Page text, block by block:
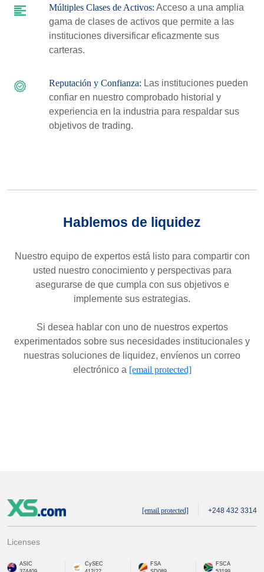
Múltiples Clases de Activos: Acceso a una amplia
gama de clases de activos que permite a las
instituciones diversificar eficazmente sus
carteras.
Reputación y Confianza: Las instituciones pueden
confiar en nuestro comprobado historial y
experiencia en la industria para respaldar sus
objetivos de trading.
Hablemos de liquidez
Nuestro equipo de expertos está listo para compartir con
usted nuestro conocimiento y perspectivas para
asegurarse de que cumpla con sus objetivos e
implemente sus estrategias.
Si desea hablar con uno de nuestros expertos
experimentados sobre sus necesidades institucionales y
nuestras soluciones de liquidez, envíenos un correo
electrónico a [email protected]
[email protected] +248 432 3314
Licenses
ASIC
CySEC
FSA
FSCA